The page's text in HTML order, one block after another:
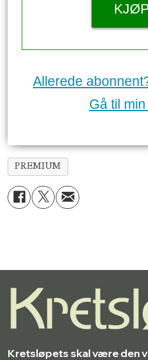
Allerede
Gå til
PREMIUM
Kretsløpets skal være den